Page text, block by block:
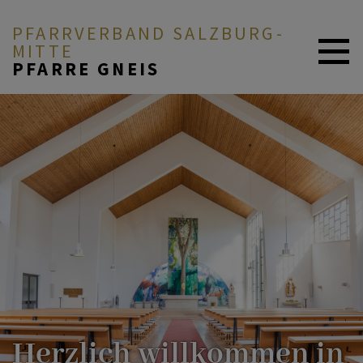
PFARRVERBAND SALZBURG-
MITTE
PFARRE GNEIS
AKTUELL
ÜBER UNS
DURCH DAS LEBEN
MITEINANDER BETEN
Herzlich willkommen in